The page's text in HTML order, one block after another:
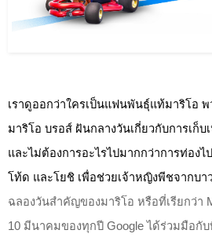
เราดูออกว่าใครเป็นแฟนพันธุ์แท้มาริโอ พ
มาริโอ บรอส์ ฝันกลางวันเกี่ยวกับการเก็
และไม่ต้องการอะไรไปมากกว่าการท่อง
โท้ด และโยชิ เพื่อช่วยเจ้าหญิงพีชจากบา
ฉลองวันสำคัญของมาริโอ หรือที่เรียกว่า
10 มีนาคมของทุกปี Google ได้ร่วมมือกับ